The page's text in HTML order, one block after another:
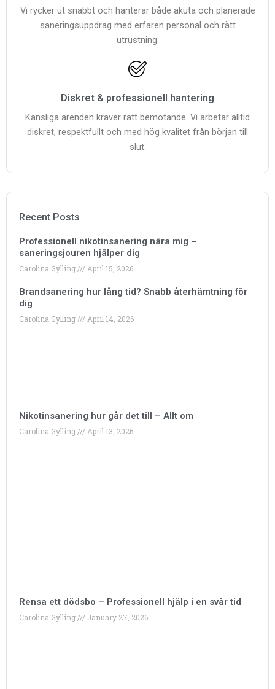
Vi rycker ut snabbt och hanterar både akuta och planerade
saneringsuppdrag med erfaren personal och rätt
utrustning.
Diskret & professionell hantering
Känsliga ärenden kräver rätt bemötande. Vi arbetar alltid
diskret, respektfullt och med hög kvalitet från början till
slut.
Recent Posts
Professionell nikotinsanering nära mig –
saneringsjouren hjälper dig
Carolina Gylling April 15, 2026
Brandsanering hur lång tid? Snabb återhämtning för
dig
Carolina Gylling April 14, 2026
Nikotinsanering hur går det till – Allt om
Carolina Gylling April 13, 2026
Rensa ett dödsbo – Professionell hjälp i en svår tid
Carolina Gylling January 27, 2026